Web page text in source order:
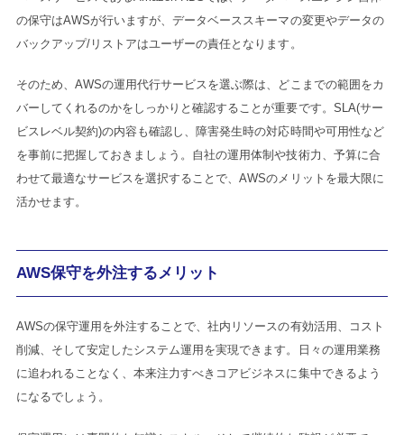
の保守はAWSが行いますが、データベーススキーマの変更やデータの
バックアップ/リストアはユーザーの責任となります。
そのため、AWSの運用代行サービスを選ぶ際は、どこまでの範囲をカ
バーしてくれるのかをしっかりと確認することが重要です。SLA(サー
ビスレベル契約)の内容も確認し、障害発生時の対応時間や可用性など
を事前に把握しておきましょう。自社の運用体制や技術力、予算に合
わせて最適なサービスを選択することで、AWSのメリットを最大限に
活かせます。
AWS保守を外注するメリット
AWSの保守運用を外注することで、社内リソースの有効活用、コスト
削減、そして安定したシステム運用を実現できます。日々の運用業務
に追われることなく、本来注力すべきコアビジネスに集中できるよう
になるでしょう。